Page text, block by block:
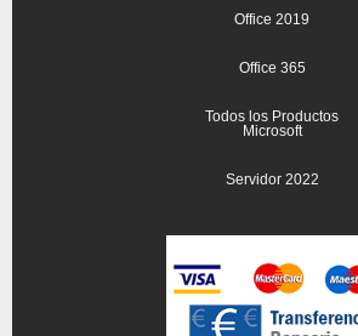
Office 2019
Office 365
Todos los Productos
Microsoft
Servidor 2022